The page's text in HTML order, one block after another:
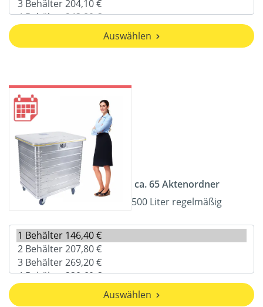
Auswählen
ca. 65 Aktenordner
500 Liter regelmäßig
Auswählen